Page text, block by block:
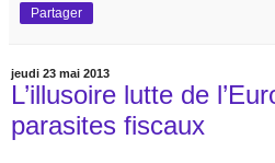
Partager
jeudi 23 mai 2013
L’illusoire lutte de
parasites fiscaux